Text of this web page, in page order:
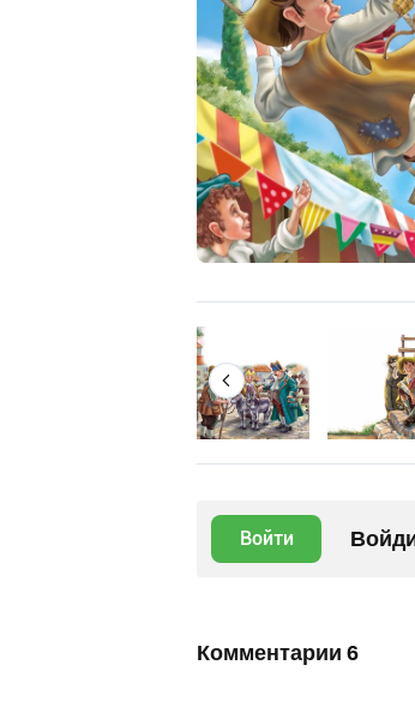
Войти
Комментарии 6